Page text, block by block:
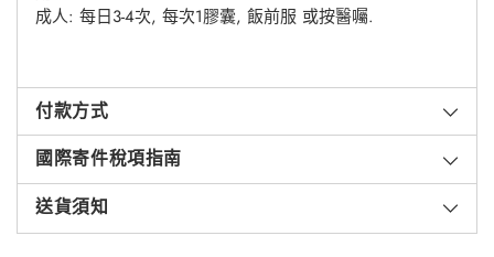
成人: 每日3-4次, 每次1膠囊, 飯前服 或按醫囑.
付款方式
國際寄件稅項指南
送貨須知